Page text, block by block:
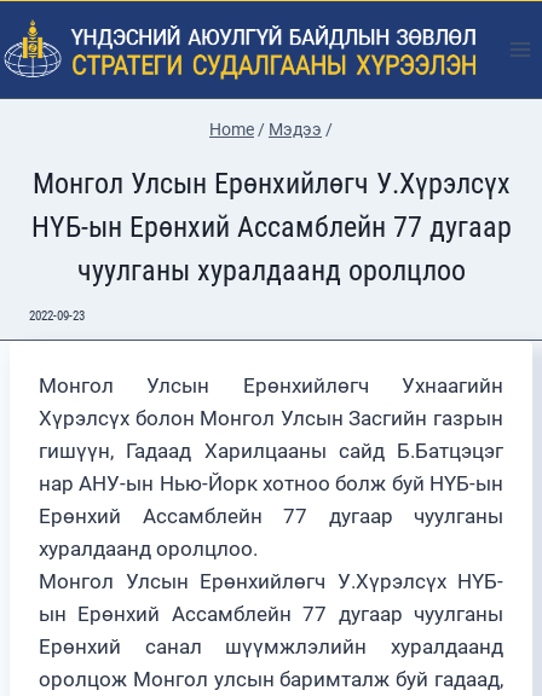
Skip
to
content
Home/ Мэдээ /
Монгол Улсын Ерөнхийлөгч У.Хүрэлсүх
НҮБ-ын Ерөнхий Ассамблейн 77 дугаар
чуулганы хуралдаанд оролцлоо
2022-09-23
Монгол Улсын Ерөнхийлөгч Ухнаагийн
Хүрэлсүх болон Монгол Улсын Засгийн газрын
гишүүн, Гадаад Харилцааны сайд Б.Батцэцэг
нар АНУ-ын Нью-Йорк хотноо болж буй НҮБ-ын
Ерөнхий Ассамблейн 77 дугаар чуулганы
хуралдаанд оролцлоо.
Монгол Улсын Ерөнхийлөгч У.Хүрэлсүх НҮБ-
ын Ерөнхий Ассамблейн 77 дугаар чуулганы
Ерөнхий санал шүүмжлэлийн хуралдаанд
оролцож Монгол улсын баримталж буй гадаад,